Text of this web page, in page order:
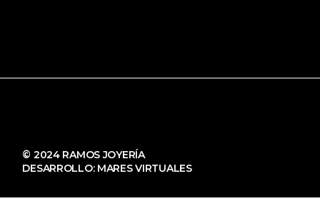
© 2024 RAMOS JOYERÍA
DESARROLLO: MARES VIRTUALES